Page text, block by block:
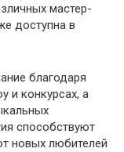
мастер-
доступна в
благодаря
и конкурсах, а
способствуют
новых любителей